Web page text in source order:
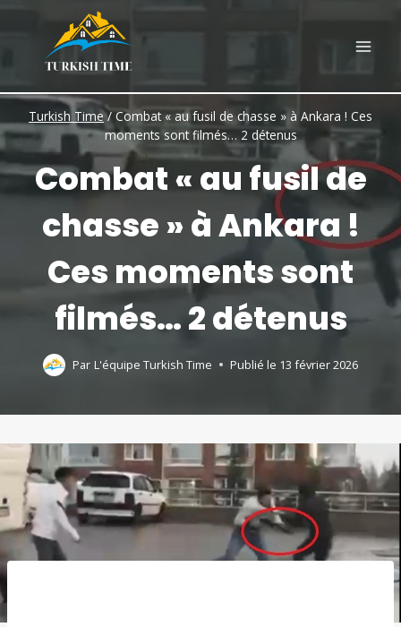
content
Turkish Time/Combat « au fusil de chasse » à Ankara ! Ces
moments sont filmés… 2 détenus
Combat « au fusil de
chasse » à Ankara !
Ces moments sont
filmés… 2 détenus
Par L'équipe Turkish Time Publié le 13 février 2026